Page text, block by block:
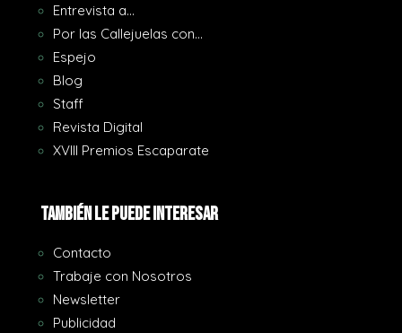
Entrevista a…
Por las Callejuelas con…
Espejo
Blog
Staff
Revista Digital
XVIII Premios Escaparate
También le puede interesar
Contacto
Trabaje con Nosotros
Newsletter
Publicidad